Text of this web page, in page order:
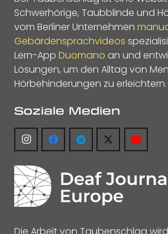
Schwerhörige, Taubblinde und
vom Berliner Unternehmen
Gebärdensprachvideos
Lern-App Duomano an und
Lösungen, um den Alltag von
Hörbehinderungen zu erleichtern.
Soziale Medien